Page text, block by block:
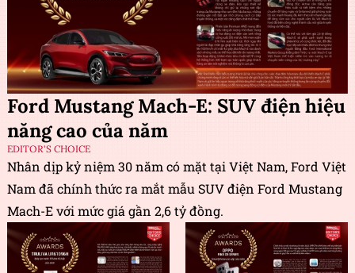
Ford Mustang Mach-E: SUV điện hiệu
năng cao của năm
EDITOR'S CHOICE
Nhân dịp kỷ niệm 30 năm có mặt tại Việt Nam, Ford Việt
Nam đã chính thức ra mắt mẫu SUV điện Ford Mustang
Mach-E với mức giá gần 2,6 tỷ đồng.